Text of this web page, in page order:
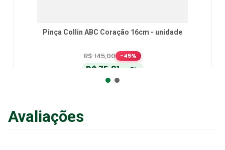
Pinça Collin ABC Coração 16cm - unidade
R$145,00 -45%
R$75,91no Pix
,90em até
Adicionar ao Carrinho
Avaliações